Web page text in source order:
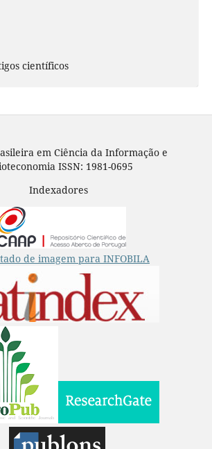
científicos
em Ciência da Informação e
ISSN: 1981-0695
Indexadores